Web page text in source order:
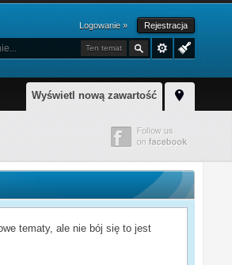
Logowanie » Rejestracja
Ten temat
Wyświetl nową zawartość
tematy, ale nie bój się to jest